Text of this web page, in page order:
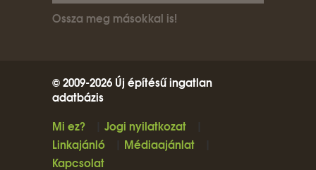
Ossza meg másokkal is!
© 2009-2026 Új építésű ingatlan
adatbázis
Mi ez?
Jogi nyilatkozat
Linkajánló
Médiaajánlat
Kapcsolat